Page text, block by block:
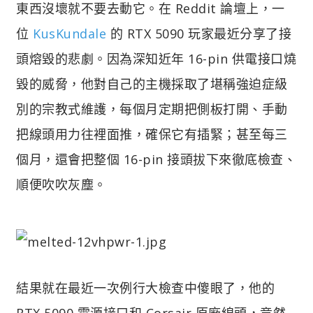
東西沒壞就不要去動它。在 Reddit 論壇上，一
位 KusKundale 的 RTX 5090 玩家最近分享了接
頭熔毀的悲劇。因為深知近年 16-pin 供電接口燒
毀的威脅，他對自己的主機採取了堪稱強迫症級
別的宗教式維護，每個月定期把側板打開、手動
把線頭用力往裡面推，確保它有插緊；甚至每三
個月，還會把整個 16-pin 接頭拔下來徹底檢查、
順便吹吹灰塵。
結果就在最近一次例行大檢查中傻眼了，他的